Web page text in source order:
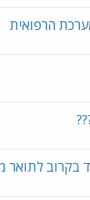
הרפואית
בקרוב